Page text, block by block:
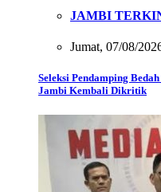
JAMBI
Jumat, 07/08/
Seleksi Pendamping
Jambi Kembali Dikritik